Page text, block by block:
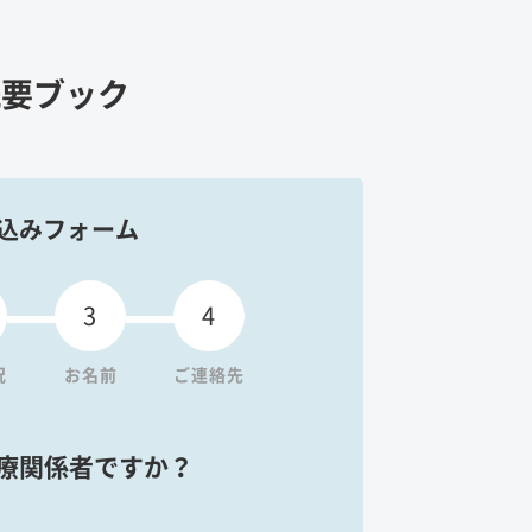
ブック
みフォーム
3
お名前
4
ご連絡先
関係者ですか？